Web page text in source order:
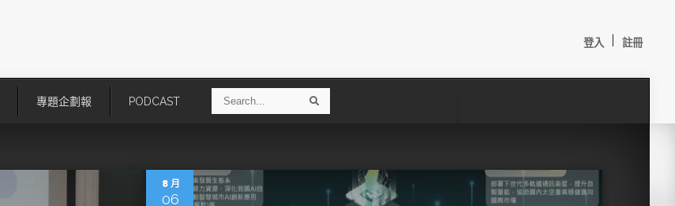
登入 註冊
專題企劃報 PODCAST
a
8 月
06